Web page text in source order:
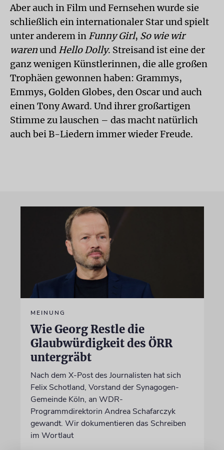
Aber auch in Film und Fernsehen wurde sie
schließlich ein internationaler Star und spielt
unter anderem in Funny Girl, So wie wir
warenund Hello Dolly. Streisand ist eine der
ganz wenigen Künstlerinnen, die alle großen
Trophäen gewonnen haben: Grammys,
Emmys, Golden Globes, den Oscar und auch
einen Tony Award. Und ihrer großartigen
Stimme zu lauschen – das macht natürlich
auch bei B-Liedern immer wieder Freude.
MEINUNG
Wie Georg Restle die
Glaubwürdigkeit des ÖRR
untergräbt
Nach dem X-Post des Journalisten hat sich
Felix Schotland, Vorstand der Synagogen-
Gemeinde Köln, an WDR-
Programmdirektorin Andrea Schafarczyk
gewandt. Wir dokumentieren das Schreiben
im Wortlaut